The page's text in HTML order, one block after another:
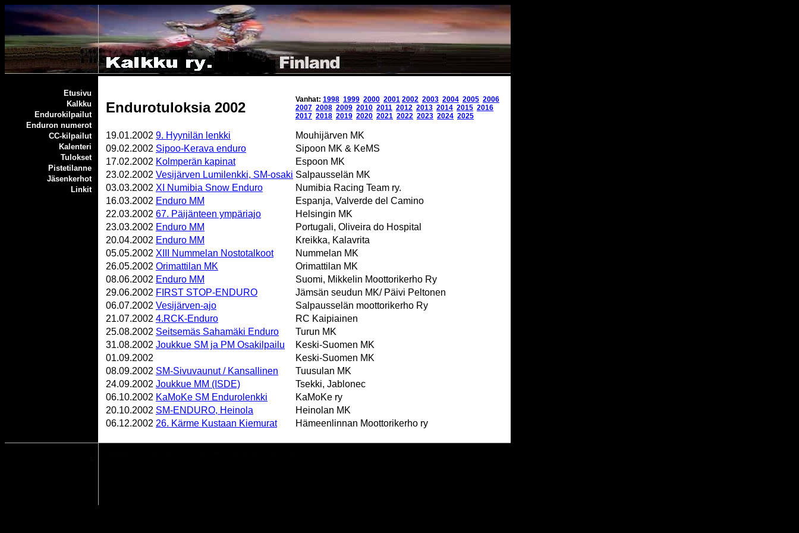
Etusivu
Kalkku
Endurokilpailut
Enduron numerot
CC-kilpailut
Kalenteri
Tulokset
Pistetilanne
Jäsenkerhot
Linkit
Endurotuloksia 2002 Vanhat: 1998 1999 2000 2001 2002 2003 2004 2005 2006
2007 2008 2009 2010 2011 2012 2013 2014 2015 2016
2017 2018 2019 2020 2021 2022 2023 2024 2025
19.01.2002 9. Hyynilän lenkki
Mouhijärven MK
09.02.2002 Sipoo-Kerava enduro
Sipoon MK & KeMS
17.02.2002 Kolmperän kapinat
Espoon MK
23.02.2002 Vesijärven Lumilenkki, SM-osaki Salpausselän MK
03.03.2002 XI Numibia Snow Enduro
Numibia Racing Team ry.
16.03.2002 Enduro MM
Espanja, Valverde del Camino
22.03.2002 67. Päijänteen ympäriajo
Helsingin MK
23.03.2002 Enduro MM
Portugali, Oliveira do Hospital
20.04.2002 Enduro MM
Kreikka, Kalavrita
05.05.2002 XIII Nummelan Nostotalkoot
Nummelan MK
26.05.2002 Orimattilan MK
Orimattilan MK
08.06.2002 Enduro MM
Suomi, Mikkelin Moottorikerho Ry
29.06.2002 FIRST STOP-ENDURO
Jämsän seudun MK/ Päivi Peltonen
06.07.2002 Vesijärven-ajo
Salpausselän moottorikerho Ry
21.07.2002 4.RCK-Enduro
RC Kaipiainen
25.08.2002 Seitsemäs Sahamäki Enduro
Turun MK
31.08.2002 Joukkue SM ja PM Osakilpailu
Keski-Suomen MK
01.09.2002
Keski-Suomen MK
08.09.2002 SM-Sivuvaunut / Kansallinen
Tuusulan MK
24.09.2002 Joukkue MM (ISDE)
Tsekki, Jablonec
06.10.2002 KaMoKe SM Endurolenkki
KaMoKe ry
20.10.2002 SM-ENDURO, Heinola
Heinolan MK
06.12.2002 26. Kärme Kustaan Kiemurat Hämeenlinnan Moottorikerho ry